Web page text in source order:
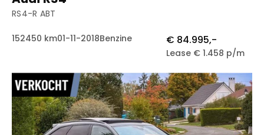
RS4-R ABT
152450 km01-11-2018Benzine € 84.995,-
Lease € 1.458 p/m